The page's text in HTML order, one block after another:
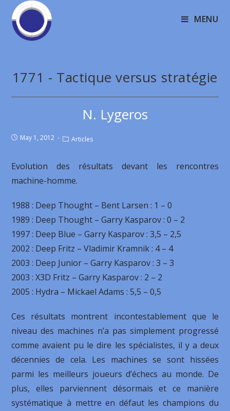
MENU
1771 - Tactique versus stratégie
N. Lygeros
May 1, 2012 Articles
Evolution des résultats devant les rencontres
machine-homme.
1988 : Deep Thought – Bent Larsen : 1 – 0
1989 : Deep Thought – Garry Kasparov : 0 – 2
1997 : Deep Blue – Garry Kasparov : 3,5 – 2,5
2002 : Deep Fritz – Vladimir Kramnik : 4 – 4
2003 : Deep Junior – Garry Kasparov : 3 – 3
2003 : X3D Fritz – Garry Kasparov : 2 – 2
2005 : Hydra – Mickael Adams : 5,5 – 0,5
Ces résultats montrent incontestablement que le
niveau des machines n’a pas simplement progressé
comme avaient pu le dire les spécialistes, il y a deux
décennies de cela. Les machines se sont hissées
parmi les meilleurs joueurs d’échecs au monde. De
plus, elles parviennent désormais et ce manière
systématique à mettre en défaut les champions du